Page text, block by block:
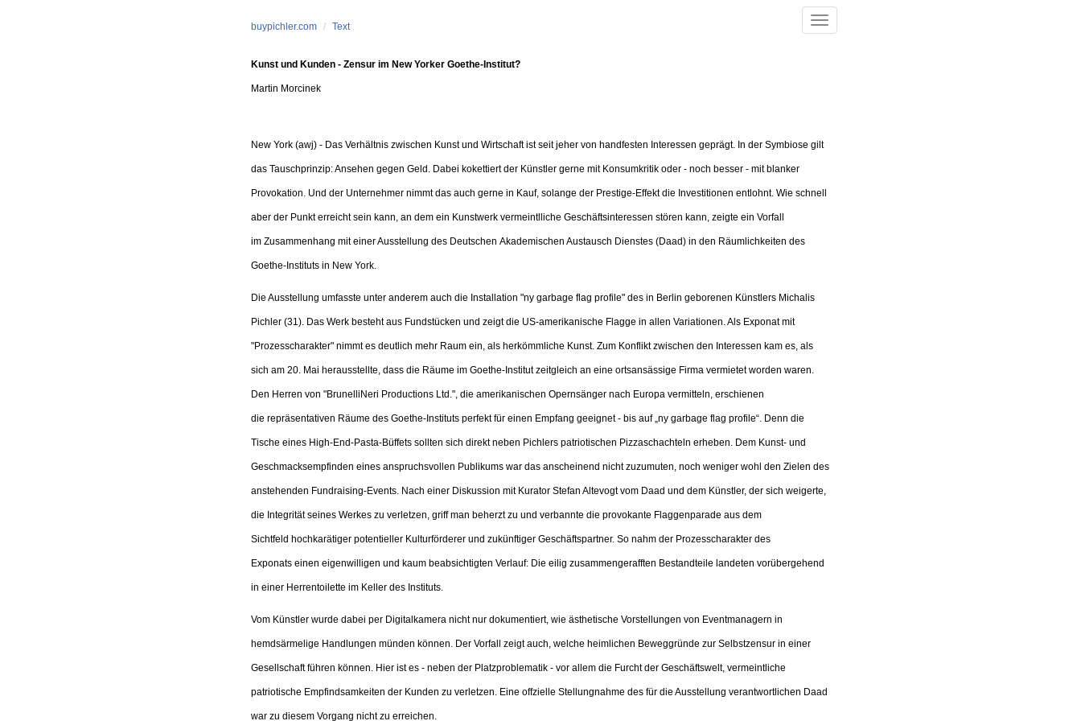
buypichler.com
Text
Toggle
navigation
Kunst und Kunden - Zensur im New Yorker Goethe-Institut?
Martin Morcinek
New York (awj) - Das Verhältnis zwischen Kunst und Wirtschaft ist seit jeher von handfesten Interessen geprägt. In der Symbiose gilt
das Tauschprinzip: Ansehen gegen Geld. Dabei kokettiert der Künstler gerne mit Konsumkritik oder - noch besser - mit blanker
Provokation. Und der Unternehmer nimmt das auch gerne in Kauf, solange der Prestige-Effekt die Investitionen entlohnt. Wie schnell
aber der Punkt erreicht sein kann, an dem ein Kunstwerk vermeintlliche Geschäftsinteressen stören kann, zeigte ein Vorfall
im Zusammenhang mit einer Ausstellung des Deutschen Akademischen Austausch Dienstes (Daad) in den Räumlichkeiten des
Goethe-Instituts in New York.
Die Ausstellung umfasste unter anderem auch die Installation "ny garbage flag profile" des in Berlin geborenen Künstlers Michalis
Pichler (31). Das Werk besteht aus Fundstücken und zeigt die US-amerikanische Flagge in allen Variationen. Als Exponat mit
"Prozesscharakter" nimmt es deutlich mehr Raum ein, als herkömmliche Kunst. Zum Konflikt zwischen den Interessen kam es, als
sich am 20. Mai herausstellte, dass die Räume im Goethe-Institut zeitgleich an eine ortsansässige Firma vermietet worden waren.
Den Herren von "BrunelliNeri Productions Ltd.", die amerikanischen Opernsänger nach Europa vermitteln, erschienen
die repräsentativen Räume des Goethe-Instituts perfekt für einen Empfang geeignet - bis auf „ny garbage flag profile“. Denn die
Tische eines High-End-Pasta-Büffets sollten sich direkt neben Pichlers patriotischen Pizzaschachteln erheben. Dem Kunst- und
Geschmacksempfinden eines anspruchsvollen Publikums war das anscheinend nicht zuzumuten, noch weniger wohl den Zielen des
anstehenden Fundraising-Events. Nach einer Diskussion mit Kurator Stefan Altevogt vom Daad und dem Künstler, der sich weigerte,
die Integrität seines Werkes zu verletzen, griff man beherzt zu und verbannte die provokante Flaggenparade aus dem
Sichtfeld hochkarätiger potentieller Kulturförderer und zukünftiger Geschäftspartner. So nahm der Prozesscharakter des
Exponats einen eigenwilligen und kaum beabsichtigten Verlauf: Die eilig zusammengerafften Bestandteile landeten vorübergehend
in einer Herrentoilette im Keller des Instituts.
Vom Künstler wurde dabei per Digitalkamera nicht nur dokumentiert, wie ästhetische Vorstellungen von Eventmanagern in
hemdsärmelige Handlungen münden können. Der Vorfall zeigt auch, welche heimlichen Beweggründe zur Selbstzensur in einer
Gesellschaft führen können. Hier ist es - neben der Platzproblematik - vor allem die Furcht der Geschäftswelt, vermeintliche
patriotische Empfindsamkeiten der Kunden zu verletzen. Eine offzielle Stellungnahme des für die Ausstellung verantwortlichen Daad
war zu diesem Vorgang nicht zu erreichen.